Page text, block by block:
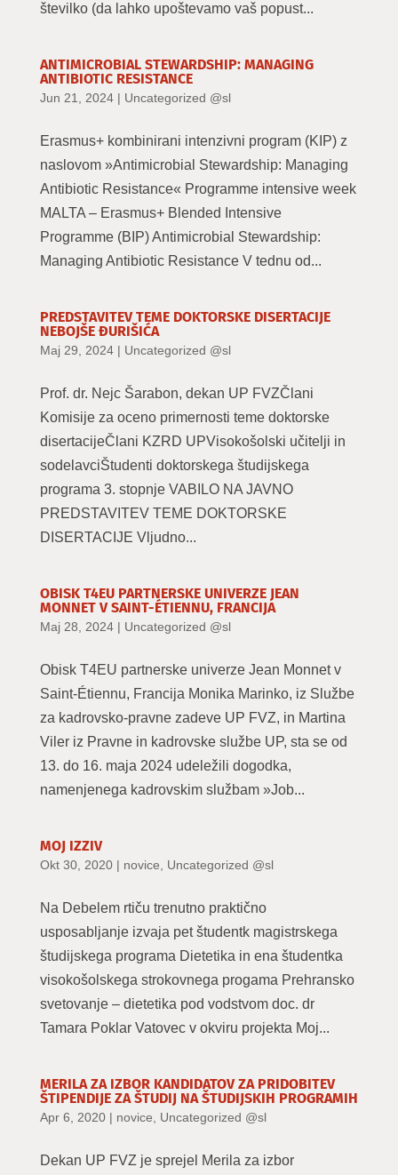
številko (da lahko upoštevamo vaš popust...
ANTIMICROBIAL STEWARDSHIP: MANAGING
ANTIBIOTIC RESISTANCE
Jun 21, 2024| Uncategorized @sl
Erasmus+ kombinirani intenzivni program (KIP) z
naslovom »Antimicrobial Stewardship: Managing
Antibiotic Resistance« Programme intensive week
MALTA – Erasmus+ Blended Intensive
Programme (BIP) Antimicrobial Stewardship:
Managing Antibiotic Resistance V tednu od...
PREDSTAVITEV TEME DOKTORSKE DISERTACIJE
NEBOJŠE ĐURIŠIĆA
Maj 29, 2024| Uncategorized @sl
Prof. dr. Nejc Šarabon, dekan UP FVZČlani
Komisije za oceno primernosti teme doktorske
disertacijeČlani KZRD UPVisokošolski učitelji in
sodelavciŠtudenti doktorskega študijskega
programa 3. stopnje VABILO NA JAVNO
PREDSTAVITEV TEME DOKTORSKE
DISERTACIJE Vljudno...
OBISK T4EU PARTNERSKE UNIVERZE JEAN
MONNET V SAINT-ÉTIENNU, FRANCIJA
Maj 28, 2024| Uncategorized @sl
Obisk T4EU partnerske univerze Jean Monnet v
Saint-Étiennu, Francija Monika Marinko, iz Službe
za kadrovsko-pravne zadeve UP FVZ, in Martina
Viler iz Pravne in kadrovske službe UP, sta se od
13. do 16. maja 2024 udeležili dogodka,
namenjenega kadrovskim službam »Job...
MOJ IZZIV
Okt 30, 2020| novice Uncategorized @sl
Na Debelem rtiču trenutno praktično
usposabljanje izvaja pet študentk magistrskega
študijskega programa Dietetika in ena študentka
visokošolskega strokovnega progama Prehransko
svetovanje – dietetika pod vodstvom doc. dr
Tamara Poklar Vatovec v okviru projekta Moj...
MERILA ZA IZBOR KANDIDATOV ZA PRIDOBITEV
ŠTIPENDIJE ZA ŠTUDIJ NA ŠTUDIJSKIH PROGRAMIH
Apr 6, 2020| novice Uncategorized @sl
Dekan UP FVZ je sprejel Merila za izbor